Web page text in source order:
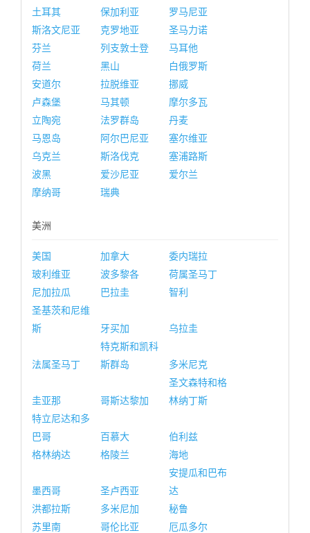
土耳其
保加利亚
罗马尼亚
斯洛文尼亚
克罗地亚
圣马力诺
芬兰
列支敦士登
马耳他
荷兰
黑山
白俄罗斯
安道尔
拉脱维亚
挪威
卢森堡
马其顿
摩尔多瓦
立陶宛
法罗群岛
丹麦
马恩岛
阿尔巴尼亚
塞尔维亚
乌克兰
斯洛伐克
塞浦路斯
波黑
爱沙尼亚
爱尔兰
摩纳哥
瑞典
美洲
美国 加拿大
委内瑞拉
玻利维亚
波多黎各
荷属圣马丁
尼加拉瓜
巴拉圭
智利
圣基茨和尼维
斯
牙买加 乌拉圭
法属圣马丁
特克斯和凯科
斯群岛
多米尼克
圭亚那 哥斯达黎加
圣文森特和格
林纳丁斯
特立尼达和多
巴哥
百慕大
伯利兹
格林纳达
格陵兰 海地
墨西哥 圣卢西亚
安提瓜和巴布
达
洪都拉斯
多米尼加
秘鲁
苏里南
哥伦比亚
厄瓜多尔